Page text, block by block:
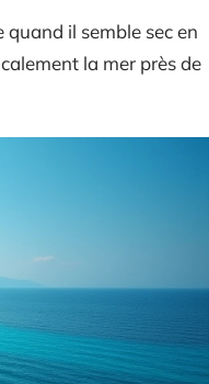
il semble sec en
la mer près de